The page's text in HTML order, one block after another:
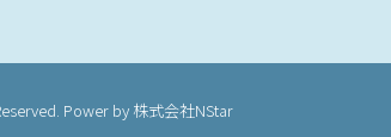
Power by 株式会社NStar